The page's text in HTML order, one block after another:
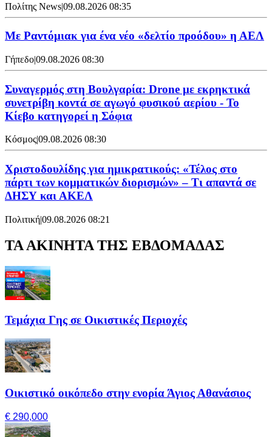
Πολίτης News|09.08.2026 08:35
Με Ραντόμιακ για ένα νέο «δελτίο προόδου» η ΑΕΛ
Γήπεδο|09.08.2026 08:30
Συναγερμός στη Βουλγαρία: Drone με εκρηκτικά
συνετρίβη κοντά σε αγωγό φυσικού αερίου - Το
Κίεβο κατηγορεί η Σόφια
Κόσμος|09.08.2026 08:30
Χριστοδουλίδης για ημικρατικούς: «Τέλος στο
πάρτι των κομματικών διορισμών» – Τι απαντά σε
ΔΗΣΥ και ΑΚΕΛ
Πολιτική|09.08.2026 08:21
ΤΑ ΑΚΙΝΗΤΑ ΤΗΣ ΕΒΔΟΜΑΔΑΣ
Τεμάχια Γης σε Οικιστικές Περιοχές
Οικιστικό οικόπεδο στην ενορία Άγιος Αθανάσιος
€ 290,000